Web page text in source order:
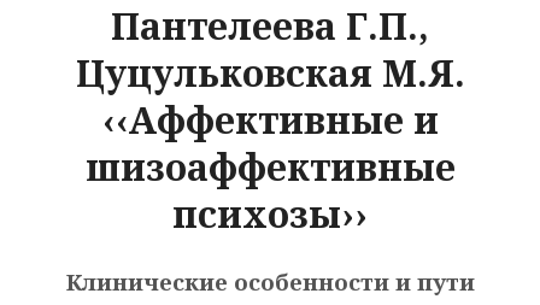
Пантелеева Г.П.,
Цуцульковская М.Я.
‹‹Аффективные и
шизоаффективные
психозы››
Клинические особенности и пути